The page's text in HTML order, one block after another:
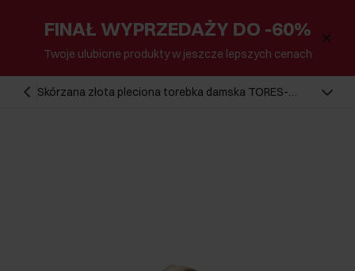
FINAŁ WYPRZEDAŻY DO -60%
Twoje ulubione produkty w jeszcze lepszych cenach
Skórzana złota pleciona torebka damska TORES-